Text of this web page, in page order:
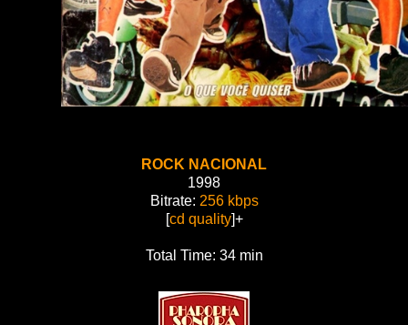
ROCK NACIONAL
1998
Bitrate: 256 kbps
[cd quality]+
Total Time: 34 min